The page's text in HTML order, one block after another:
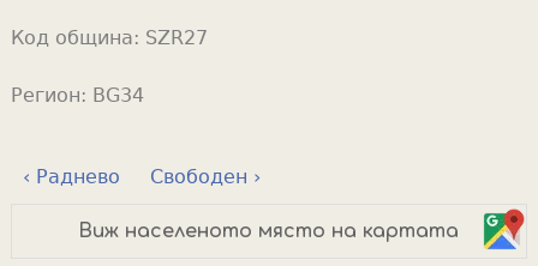
Код община: SZR27
Регион: BG34
‹ Раднево Свободен ›
Виж населеното място на картата